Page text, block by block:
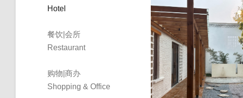
Hotel
餐饮|会所
Restaurant
购物|商办
Shopping & Office